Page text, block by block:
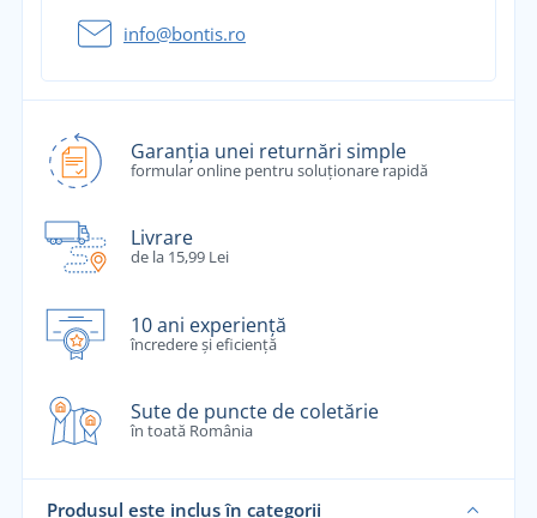
info@bontis.ro
Garanția unei returnări simple
formular online pentru soluționare rapidă
Livrare
de la 15,99 Lei
10 ani experiență
încredere și eficiență
Sute de puncte de coletărie
în toată România
Produsul este inclus în categorii